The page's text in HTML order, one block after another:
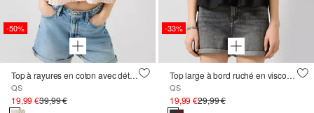
-50%
Top à rayures en coton avec détail à nouer
QS
19,99 €39,99 €
-33%
Top large à bord ruché en viscose mélangée
QS
19,99 €29,99 €